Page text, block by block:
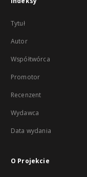
Tytuł
Autor
Współtwórca
Promotor
Recenzent
Wydawca
Data wydania
O Projekcie